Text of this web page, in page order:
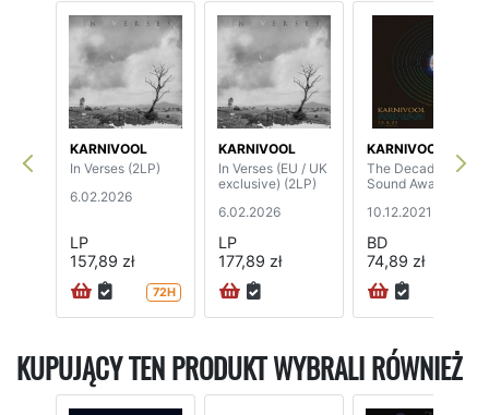
KARNIVOOL
In Verses (2LP)
6.02.2026
LP
157,89 zł
72H
KARNIVOOL
In Verses (EU / UK
exclusive) (2LP)
6.02.2026
LP
177,89 zł
KARNIVOOL
The Decade of
Sound Awake
10.12.2021
BD
74,89 zł
KUPUJĄCY TEN PRODUKT WYBRALI RÓWNIEŻ